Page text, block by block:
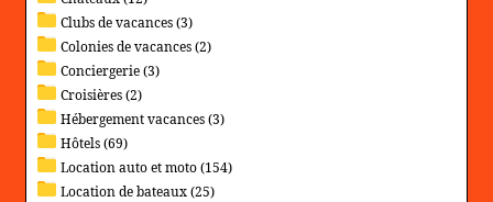
Clubs de vacances (3)
Colonies de vacances (2)
Conciergerie (3)
Croisières (2)
Hébergement vacances (3)
Hôtels (69)
Location auto et moto (154)
Location de bateaux (25)